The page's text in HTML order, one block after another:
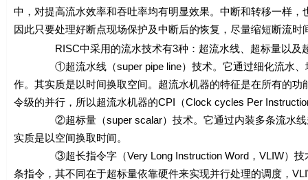
中，对提高流水效率和吞吐率均有明显效果。中断和转移一样
因此只要处理好断点现场保护及中断后的恢复，尽量缩短断流时
RISC中采用的流水技术有3种：超流水线、超标量以及
①超流水线（super pipe line）技术。它通过细化流水、增
作。其实质是以时间换取空间。超流水机器的特征是在所有的
令级的并行，所以超流水机器的CPI（Clock cycles Per
②超标量（super scalar）技术。它通过内装多条流水线来
实质是以空间换取时间。
③超长指令字（Very Long Instruction Word，VLIW）技术
条指令，其不同在于超标量依靠硬件来实现并行处理的调度，